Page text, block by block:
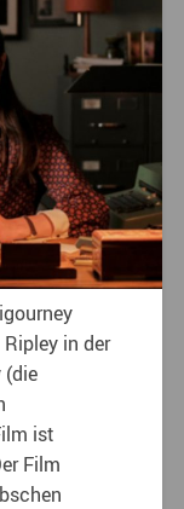
in der
(die
ist
Film